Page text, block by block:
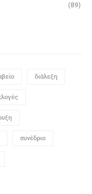
(89)
διάλεξη
συνέδριο